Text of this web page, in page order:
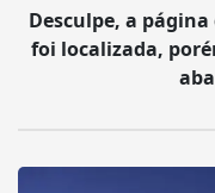
Desculpe, a
foi localizada,